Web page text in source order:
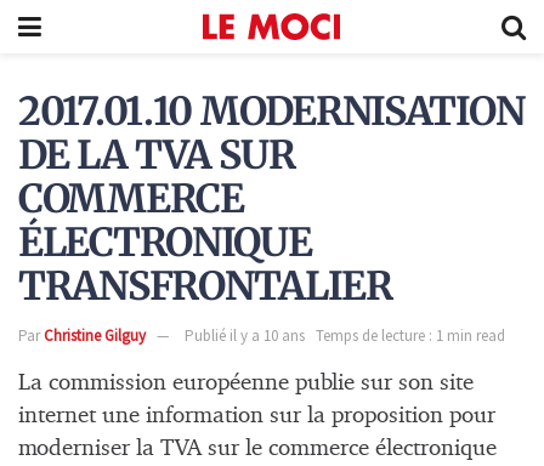
2017.01.10 MODERNISATION
DE LA TVA SUR
COMMERCE
ÉLECTRONIQUE
TRANSFRONTALIER
ParChristine Gilguy Publié il y a 10 ans Temps de lecture : 1 min read
La commission européenne publie sur son site
internet une information sur la proposition pour
moderniser la TVA sur le commerce électronique